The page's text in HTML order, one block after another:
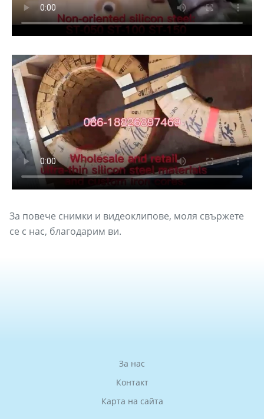
За повече снимки и видеоклипове, моля свържете
се с нас, благодарим ви.
За нас
Контакт
Карта на сайта